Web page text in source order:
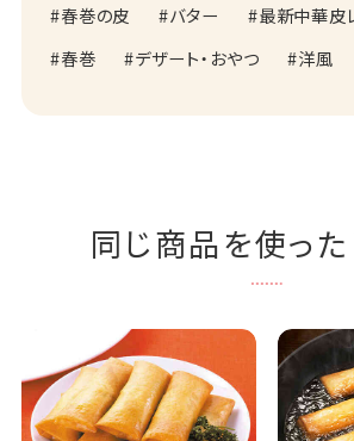
春巻の皮 バター
最新中華皮
春巻
デザート・おやつ 洋風
同じ商品を使っ